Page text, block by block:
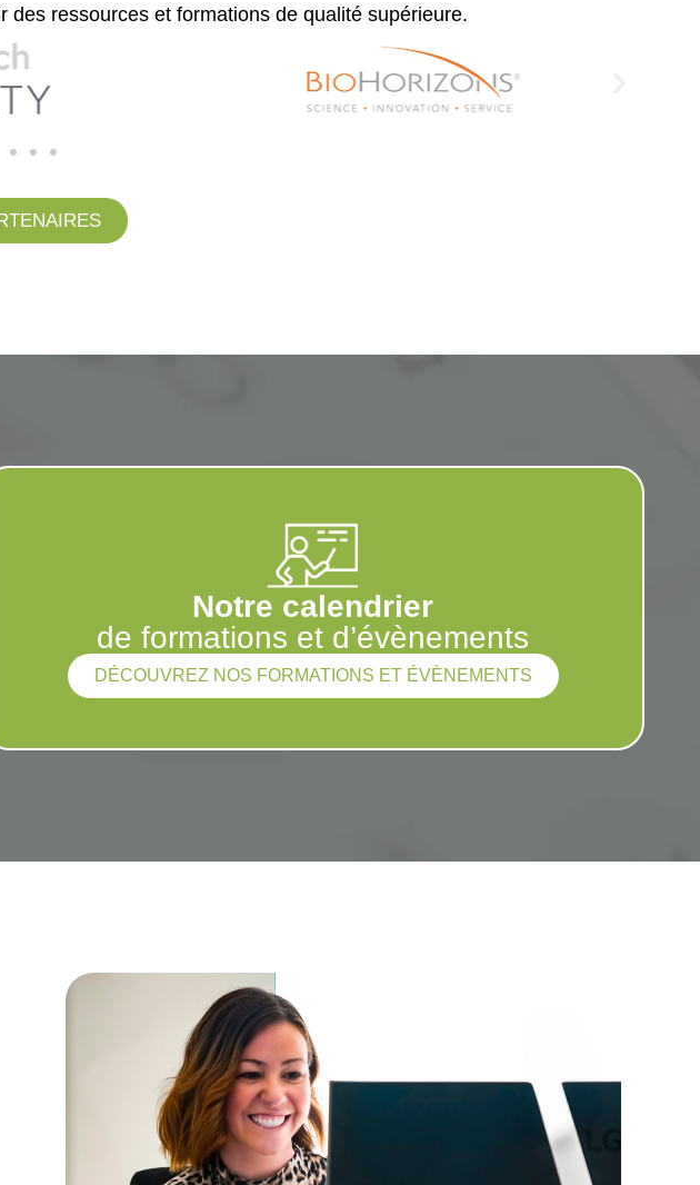
des ressources et formations de qualité supérieure.
Notre calendrier
de formations et d’évènements
DÉCOUVREZ NOS FORMATIONS ET ÉVÈNEMENTS